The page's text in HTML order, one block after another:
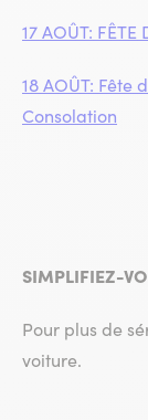
17 AOÛT: FÊTE
18 AOÛT:
Consolation
SIMPLIFIEZ-
Pour plus de
voiture.